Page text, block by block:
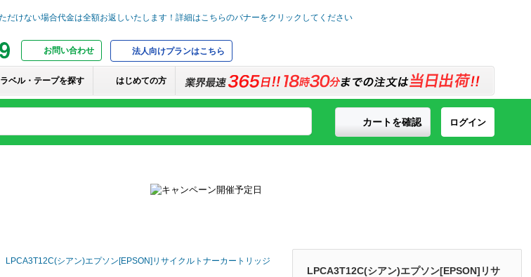
お問い合わせ 法人向けプランはこちら
ラベル・テープを探す はじめての方
ログイン
カートを確認
LPCA3T12C(シアン)エプソン[EPSON]リサイクルトナーカートリッジ
LPCA3T12C(シアン)エプソン[EPSON]リサ